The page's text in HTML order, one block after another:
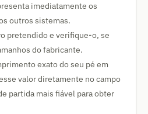
imediatamente os
outros sistemas.
pretendido e verifique-o, se
do fabricante.
exato do seu pé em
valor diretamente no campo
partida mais fiável para obter